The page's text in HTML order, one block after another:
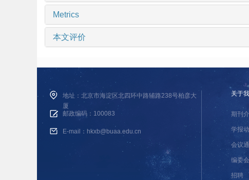
Metrics
本文评价
地址：北京市海淀区北四环中路辅路238号柏彦大
厦
邮政编码：100083
E-mail：hkxb@buaa.edu.cn
关于
期刊
学报
会议
编委会
招聘